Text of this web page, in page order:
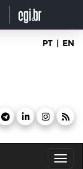
PT | EN